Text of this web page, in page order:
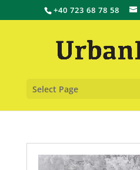
+40 723 68 78 58
Select Page